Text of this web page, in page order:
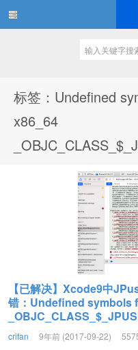
标签：Undefined
x86_64
【已解决】Xcode9中
错：Undefined symbols
crifan 9年前 (2017-09-22)